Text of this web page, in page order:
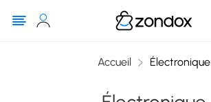
Accueil Électronique